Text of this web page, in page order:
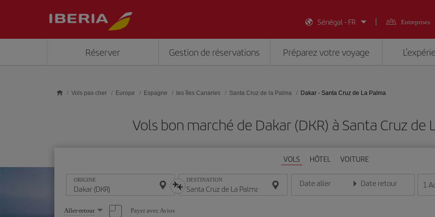
Sénégal - FR
Entreprises
Réserver Gestion de réservations Préparez votre voyage
Vols pas cher Europe Espagne les îles Canaries Santa Cruz de la Palma Dakar - Santa Cruz de La Palma
Vols bon marché de Dakar (DKR) à Santa Cruz de
VOLS HÔTEL VOITURE
ORIGINE DESTINATION Date aller
Entrez la date au format jour/mois/année
Date retour
Entrez la date au format 1
Sélectionnez
Aller-retour Payer avec Avios